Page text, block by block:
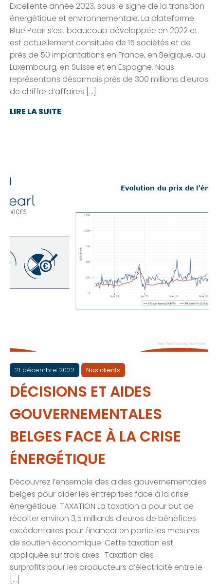
Excellente année 2023, sous le signe de la transition
énergétique et environnementale. La plateforme
Blue Pearl s’est beaucoup développée en 2022 et
est actuellement consituée de 15 sociétés et de
près de 50 implantations en France, en Belgique, au
Luxembourg, en Suisse et en Espagne. Nous
représentons désormais près de 300 millions d’euros
de chiffre d’affaires […]
LIRE LA SUITE
21 décembre 2022 Nos clients
DÉCISIONS ET AIDES
GOUVERNEMENTALES
BELGES FACE À LA CRISE
ÉNERGÉTIQUE
Découvrez l’ensemble des aides gouvernementales
belges pour aider les entreprises face à la crise
énergétique. TAXATION La taxation a pour but de
récolter environ 3,5 milliards d’euros de bénéfices
excédentaires pour financer en partie les mesures
de soutien économique. Cette taxation est
appliquée sur trois axes : Taxation des
surprofits pour les producteurs d’électricité entre le
[…]